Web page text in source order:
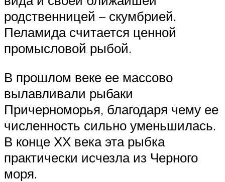
родственницей – скумбрией.
Пеламида считается ценной
промысловой рыбой.
В прошлом веке ее массово
вылавливали рыбаки
Причерноморья, благодаря чему ее
численность сильно уменьшилась.
В конце ХХ века эта рыбка
практически исчезла из Черного
моря.